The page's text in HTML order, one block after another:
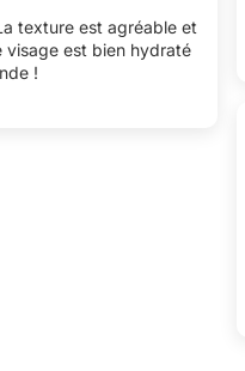
texture est agréable et
visage est bien hydraté
!